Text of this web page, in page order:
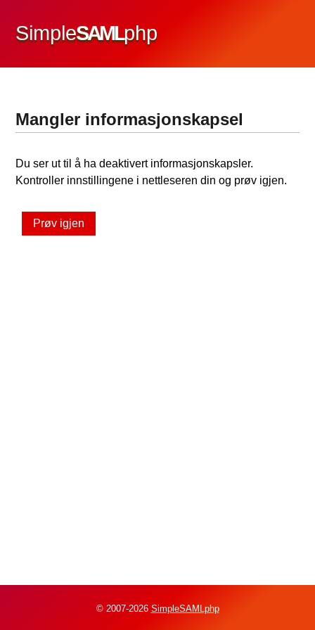
SimpleSAMLphp
Mangler informasjonskapsel
Du ser ut til å ha deaktivert informasjonskapsler.
Kontroller innstillingene i nettleseren din og prøv igjen.
Prøv igjen
© 2007-2026 SimpleSAMLphp